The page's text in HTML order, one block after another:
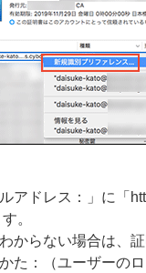
アドレス：」に「
。
からない場合は、
た：（ユーザーの